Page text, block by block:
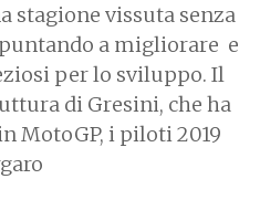
stagione vissuta senza
a migliorare e
per lo sviluppo. Il
di Gresini, che ha
MotoGP, i piloti 2019